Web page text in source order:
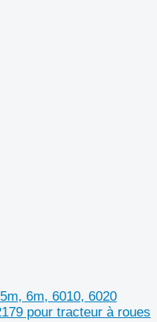
6m, 6010, 6020
pour tracteur à roues